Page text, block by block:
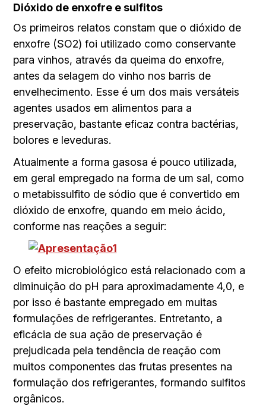
Dióxido de enxofre e sulfitos
Os primeiros relatos constam que o dióxido de
enxofre (SO2) foi utilizado como conservante
para vinhos, através da queima do enxofre,
antes da selagem do vinho nos barris de
envelhecimento. Esse é um dos mais versáteis
agentes usados em alimentos para a
preservação, bastante eficaz contra bactérias,
bolores e leveduras.
Atualmente a forma gasosa é pouco utilizada,
em geral empregado na forma de um sal, como
o metabissulfito de sódio que é convertido em
dióxido de enxofre, quando em meio ácido,
conforme nas reações a seguir:
O efeito microbiológico está relacionado com a
diminuição do pH para aproximadamente 4,0, e
por isso é bastante empregado em muitas
formulações de refrigerantes. Entretanto, a
eficácia de sua ação de preservação é
prejudicada pela tendência de reação com
muitos componentes das frutas presentes na
formulação dos refrigerantes, formando sulfitos
orgânicos.